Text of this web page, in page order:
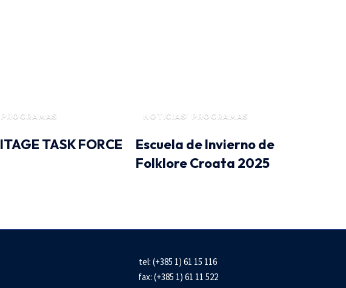
PROGRAMAS
TASK FORCE
NOTICIAS PROGRAMAS
Escuela de Invierno de
Folklore Croata 2025
tel: (+385 1) 61 15 116
fax: (+385 1) 61 11 522